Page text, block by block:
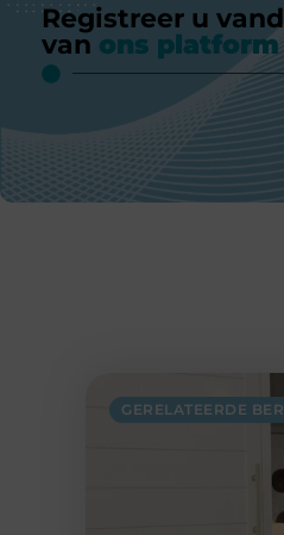
Registreer u
van ons platform
GERELATEERDE